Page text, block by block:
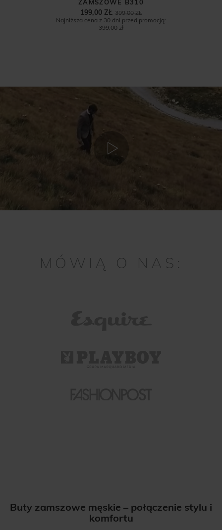
ZAMSZOWE B310
399,00 ZŁ
199,00 ZŁ
Najniższa cena z 30 dni przed promocją:
399,00 zł
MÓWIĄ O NAS:
Buty zamszowe męskie – połączenie stylu i
komfortu